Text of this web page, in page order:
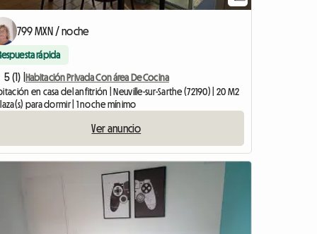
799 MXN / noche
rápida
5 (1) |
Habitación Privada Con área De Cocina
en casa del anfitrión | Neuville-sur-Sarthe (72190) | 20 M2
para dormir | 1 noche mínimo
Ver anuncio